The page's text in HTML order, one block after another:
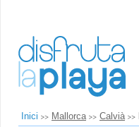
Inici Mallorca Calvià